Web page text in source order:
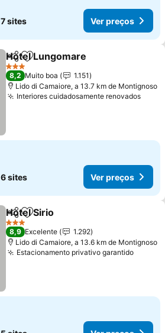
7 sites Ver preços
PartilharAdicionar aos favoritos
Hotel Lungomare
3 Estrelas
8,2 Muito boa
1.151
Lido di Camaiore, a 13.7 km de Montignoso
Interiores cuidadosamente renovadosVer
6 sites Ver preços
PartilharAdicionar aos favoritos
Hotel Sirio
3 Estrelas
8,9 Excelente
1.292
Lido di Camaiore, a 13.6 km de Montignoso
Estacionamento privativo garantidoVer